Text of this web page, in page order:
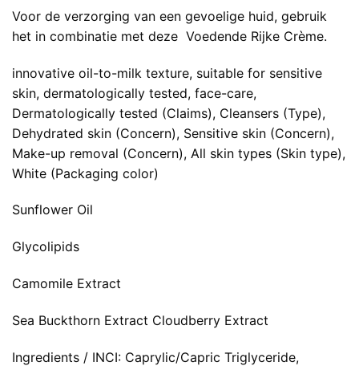
Voor de verzorging van een gevoelige huid, gebruik
het in combinatie met deze Voedende Rijke Crème.
innovative oil-to-milk texture, suitable for sensitive
skin, dermatologically tested, face-care,
Dermatologically tested (Claims), Cleansers (Type),
Dehydrated skin (Concern), Sensitive skin (Concern),
Make-up removal (Concern), All skin types (Skin type),
White (Packaging color)
Sunflower Oil
Glycolipids
Camomile Extract
Sea Buckthorn Extract Cloudberry Extract
Ingredients / INCI: Caprylic/Capric Triglyceride,